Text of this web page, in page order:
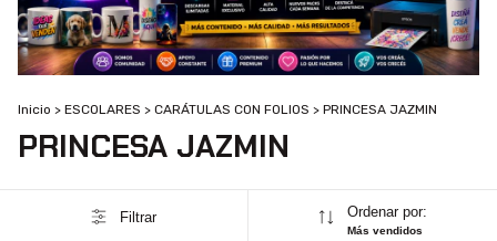
Inicio > ESCOLARES > CARÁTULAS CON FOLIOS > PRINCESA JAZMIN
PRINCESA JAZMIN
Filtrar Ordenar por:
Más vendidos